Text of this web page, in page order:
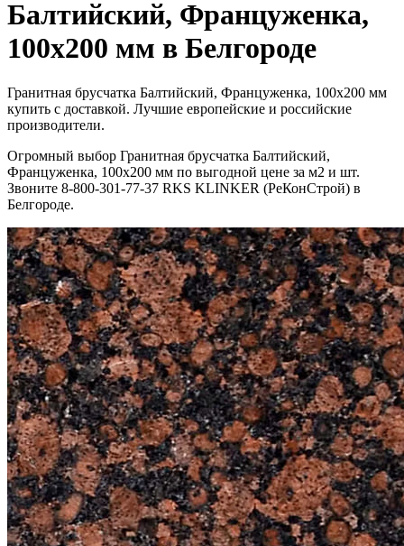
Балтийский, Француженка,
100x200 мм в Белгороде
Гранитная брусчатка Балтийский, Француженка, 100x200 мм
купить с доставкой. Лучшие европейские и российские
производители.
Огромный выбор Гранитная брусчатка Балтийский,
Француженка, 100x200 мм по выгодной цене за м2 и шт.
Звоните 8-800-301-77-37 RKS KLINKER (РеКонСтрой) в
Белгороде.